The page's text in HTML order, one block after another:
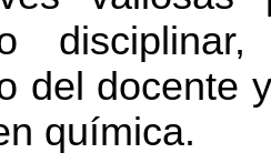
del docente
química.